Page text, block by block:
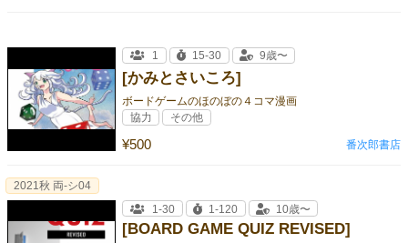
[かみとさいころ]
ボードゲームのほのぼの４コマ漫画
¥500
1 15-30 9歳〜
協力 その他
番次郎書店
[BOARD GAME QUIZ REVISED]
2021秋 両-シ04
1-30
1-120 10歳〜